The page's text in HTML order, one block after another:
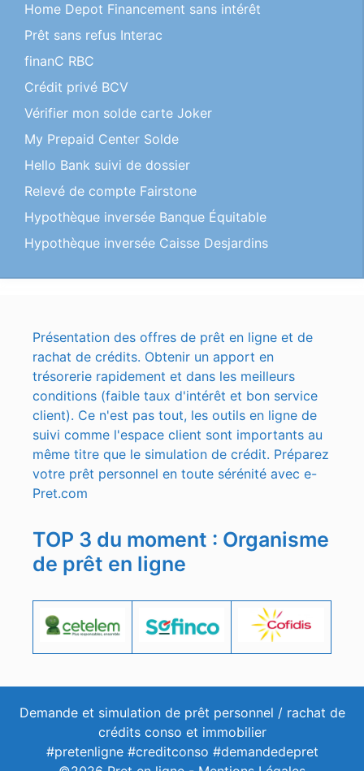
Home Depot Financement sans intérêt
Prêt sans refus Interac
finanC RBC
Crédit privé BCV
Vérifier mon solde carte Joker
My Prepaid Center Solde
Hello Bank suivi de dossier
Relevé de compte Fairstone
Hypothèque inversée Banque Équitable
Hypothèque inversée Caisse Desjardins
Présentation des offres de prêt en ligne et de
rachat de crédits. Obtenir un apport en
trésorerie rapidement et dans les meilleurs
conditions (faible taux d'intérêt et bon service
client). Ce n'est pas tout, les outils en ligne de
suivi comme l'espace client sont importants au
même titre que le simulation de crédit. Préparez
votre prêt personnel en toute sérénité avec e-
Pret.com
TOP 3 du moment : Organisme
de prêt en ligne
Demande et simulation de prêt personnel / rachat de
crédits conso et immobilier
#pretenligne #creditconso #demandedepret